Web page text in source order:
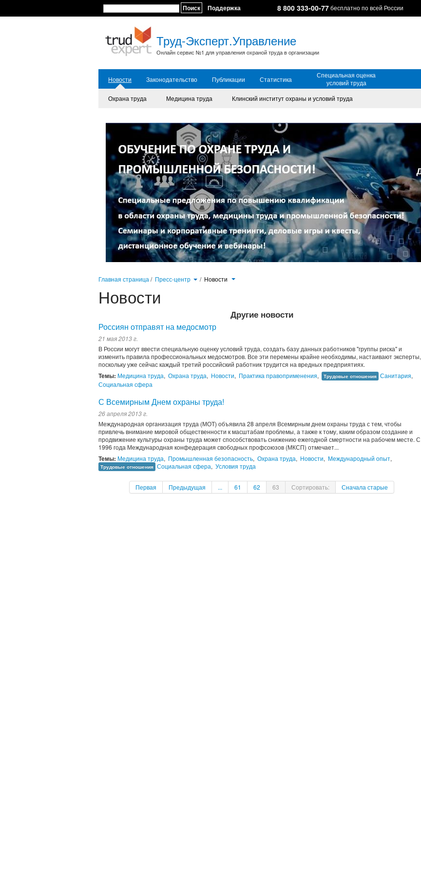
Поиск Поддержка 8 800 333-00-77бесплатно по всей России
Труд-Эксперт.Управление
Онлайн сервис №1 для управления охраной труда в организации
Новости Законодательство Публикации Статистика
Специальная оценка
условий труда
Охрана труда
Медицина труда Клинский институт охраны и условий труда
Главная страница / Пресс-центр / Новости
Новости
Другие новости
Россиян отправят на медосмотр
21 мая 2013 г.
В России могут ввести специальную оценку условий труда, создать базу данных работников "группы риска" и
изменить правила профессиональных медосмотров. Все эти перемены крайне необходимы, настаивают эксперты,
поскольку уже сейчас каждый третий российский работник трудится на вредных предприятиях.
Темы: Медицина труда, Охрана труда, Новости, Практика правоприменения, Трудовые отношения Санитария,
Социальная сфера
С Всемирным Днем охраны труда!
26 апреля 2013 г.
Международная организация труда (МОТ) объявила 28 апреля Всемирным днем охраны труда с тем, чтобы
привлечь внимание мировой общественности к масштабам проблемы, а также к тому, каким образом создание и
продвижение культуры охраны труда может способствовать снижению ежегодной смертности на рабочем месте. С
1996 года Международная конфедерация свободных профсоюзов (МКСП) отмечает...
Темы: Медицина труда, Промышленная безопасность, Охрана труда, Новости, Международный опыт,
Трудовые отношения Социальная сфера, Условия труда
Первая Предыдущая ... 61 62 63 Сортировать: Сначала старые